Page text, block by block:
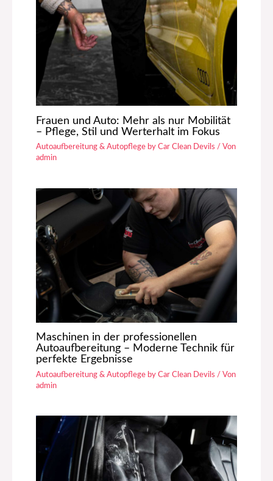
Frauen und Auto: Mehr als nur Mobilität
– Pflege, Stil und Werterhalt im Fokus
Autoaufbereitung & Autopflege by Car Clean Devils / Von
admin
Maschinen in der professionellen
Autoaufbereitung – Moderne Technik für
perfekte Ergebnisse
Autoaufbereitung & Autopflege by Car Clean Devils / Von
admin